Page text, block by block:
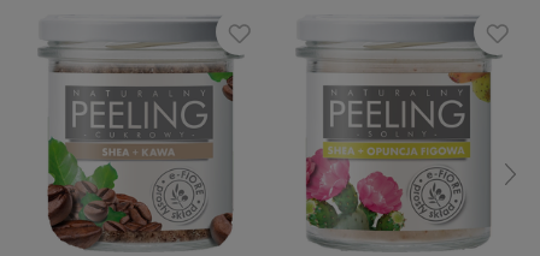
Działanie:
usuwa martwy naskórek i zanieczyszczenia
nawilża i delikatnie natłuszcza
wygładza skórę
poprawia jędrność i sprężystość skóry